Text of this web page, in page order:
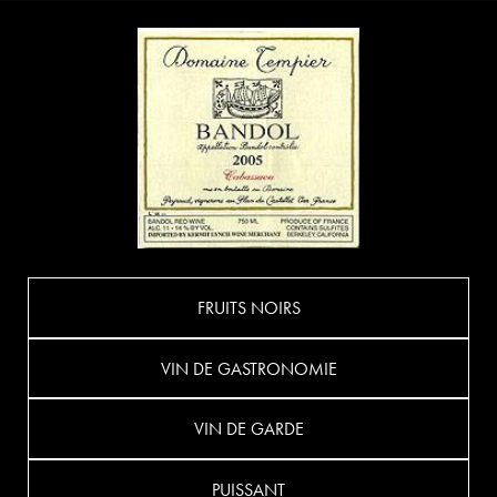
FRUITS NOIRS
VIN DE GASTRONOMIE
VIN DE GARDE
PUISSANT